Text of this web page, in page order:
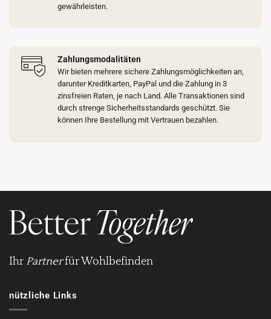
gewährleisten.
Zahlungsmodalitäten
Wir bieten mehrere sichere Zahlungsmöglichkeiten an,
darunter Kreditkarten, PayPal und die Zahlung in 3
zinsfreien Raten, je nach Land. Alle Transaktionen sind
durch strenge Sicherheitsstandards geschützt. Sie
können Ihre Bestellung mit Vertrauen bezahlen.
Ihr Partnerfür Wohlbefinden
nützliche Links